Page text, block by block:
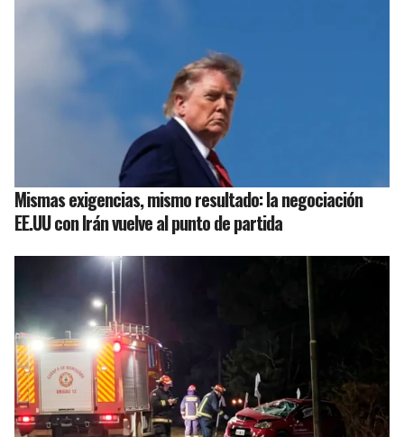
Mismas exigencias, mismo resultado: la negociación
EE.UU con Irán vuelve al punto de partida